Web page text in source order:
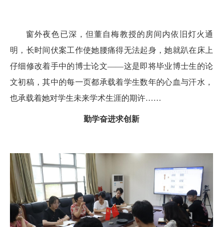
窗外夜色已深，但董自梅教授的房间内依旧灯火通
明，长时间伏案工作使她腰痛得无法起身，她就趴在床上
仔细修改着手中的博士论文——这是即将毕业博士生的论
文初稿，其中的每一页都承载着学生数年的心血与汗水，
也承载着她对学生未来学术生涯的期许……
勤学奋进求创新